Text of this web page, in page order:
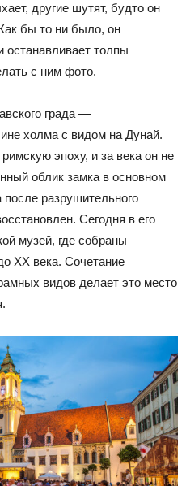
другие шутят, будто он
бы то ни было, он
останавливает толпы
с ним фото.
града —
холма с видом на Дунай.
эпоху, и за века он не
облик замка в основном
разрушительного
Сегодня в его
музей, где собраны
XX века. Сочетание
видов делает это место